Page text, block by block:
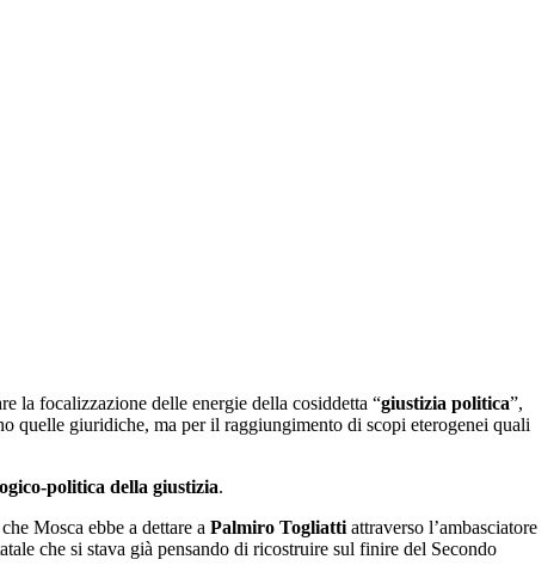
la focalizzazione delle energie della cosiddetta “giustizia politica”,
quelle giuridiche, ma per il raggiungimento di scopi eterogenei quali
politica della giustizia.
Mosca ebbe a dettare a Palmiro Togliatti attraverso l’ambasciatore
che si stava già pensando di ricostruire sul finire del Secondo